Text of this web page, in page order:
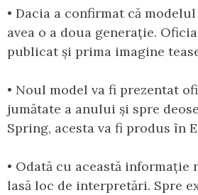
• Dacia a confirmat că
avea o a doua generație.
publicat și prima imagine
• Noul model va fi prezentat
jumătate a anului și spre
Spring, acesta va fi produs în
• Odată cu această informație
lasă loc de interpretări. Spre